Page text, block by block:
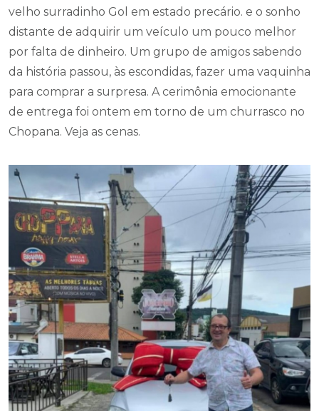
velho surradinho Gol em estado precário. e o sonho
distante de adquirir um veículo um pouco melhor
por falta de dinheiro. Um grupo de amigos sabendo
da história passou, às escondidas, fazer uma vaquinha
para comprar a surpresa. A cerimônia emocionante
de entrega foi ontem em torno de um churrasco no
Chopana. Veja as cenas.